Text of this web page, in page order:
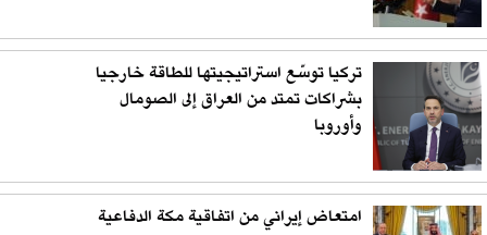
تركيا توسّع استراتيجيتها للطاقة خارجيا
بشراكات تمتد من العراق إلى الصومال
وأوروبا
امتعاض إيراني من اتفاقية مكة الدفاعية